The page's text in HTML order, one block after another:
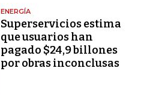
ENERGÍA
Superservicios estima
que usuarios han
pagado $24,9 billones
por obras inconclusas